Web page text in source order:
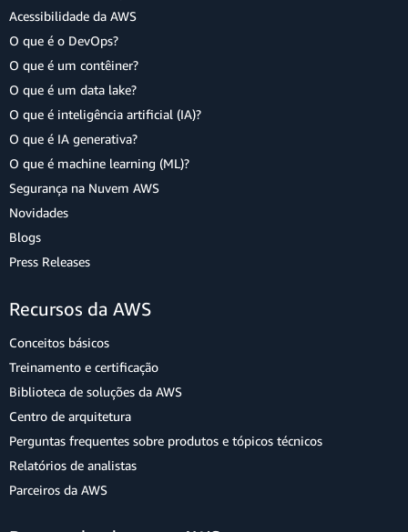
Acessibilidade da AWS
O que é o DevOps?
O que é um contêiner?
O que é um data lake?
O que é inteligência artificial (IA)?
O que é IA generativa?
O que é machine learning (ML)?
Segurança na Nuvem AWS
Novidades
Blogs
Press Releases
Recursos da AWS
Conceitos básicos
Treinamento e certificação
Biblioteca de soluções da AWS
Centro de arquitetura
Perguntas frequentes sobre produtos e tópicos técnicos
Relatórios de analistas
Parceiros da AWS